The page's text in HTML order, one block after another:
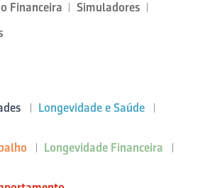
Financeira
Simuladores
Longevidade e Saúde
Longevidade Financeira